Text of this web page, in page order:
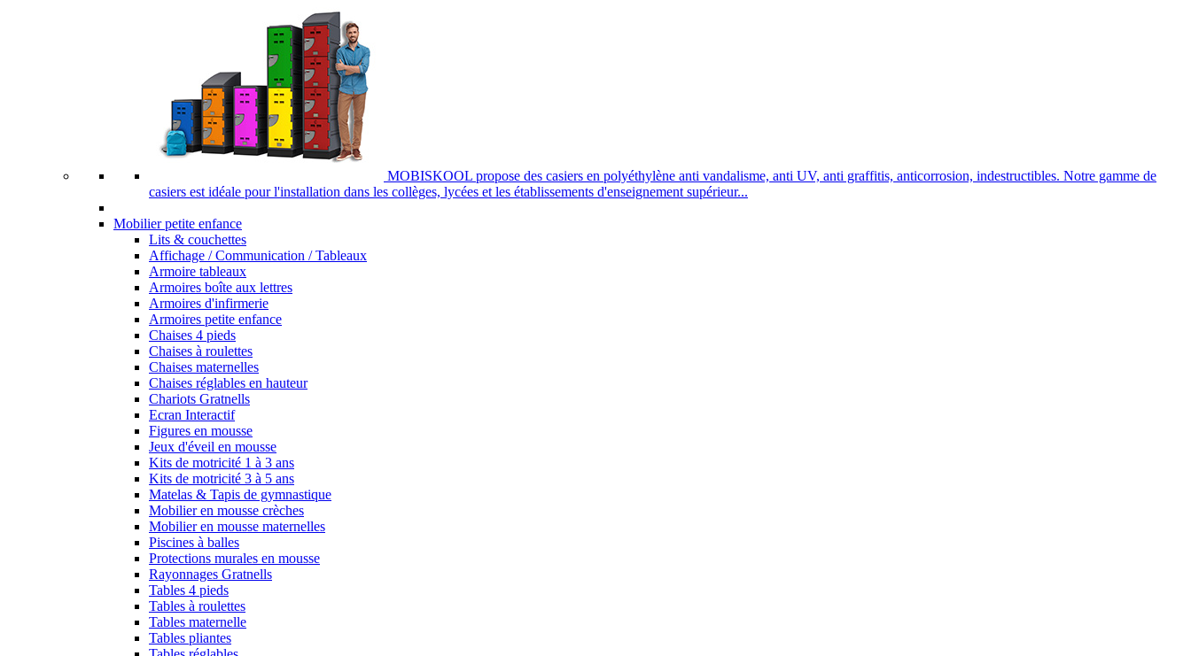
MOBISKOOL propose des casiers en polyéthylène anti vandalisme, anti UV, anti graffitis, anticorrosion, indestructibles. Notre gamme de
casiers est idéale pour l'installation dans les collèges, lycées et les établissements d'enseignement supérieur...
Mobilier petite enfance
Lits & couchettes
Affichage / Communication / Tableaux
Armoire tableaux
Armoires boîte aux lettres
Armoires d'infirmerie
Armoires petite enfance
Chaises 4 pieds
Chaises à roulettes
Chaises maternelles
Chaises réglables en hauteur
Chariots Gratnells
Ecran Interactif
Figures en mousse
Jeux d'éveil en mousse
Kits de motricité 1 à 3 ans
Kits de motricité 3 à 5 ans
Matelas & Tapis de gymnastique
Mobilier en mousse crèches
Mobilier en mousse maternelles
Piscines à balles
Protections murales en mousse
Rayonnages Gratnells
Tables 4 pieds
Tables à roulettes
Tables maternelle
Tables pliantes